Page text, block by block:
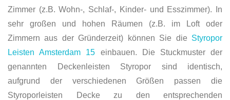
Zimmer (z.B. Wohn-, Schlaf-, Kinder- und Esszimmer). In
sehr großen und hohen Räumen (z.B. im Loft oder
Zimmern aus der Gründerzeit) können Sie die Styropor
Leisten Amsterdam 15 einbauen. Die Stuckmuster der
genannten Deckenleisten Styropor sind identisch,
aufgrund der verschiedenen Größen passen die
Styroporleisten Decke zu den entsprechenden